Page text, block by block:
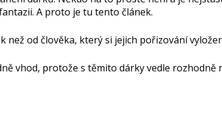
A proto je tu tento článek.
než od člověka, který si jejich pořizování
vhod, protože s těmito dárky vedle